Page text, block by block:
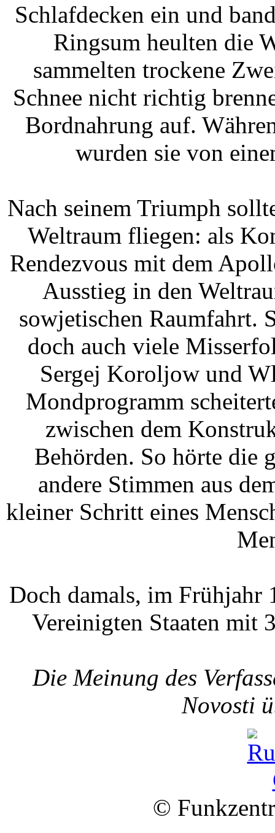
Schlafdecken ein und
Ringsum heulten die
sammelten trockene
Schnee nicht richtig
Bordnahrung auf.
wurden sie von
Nach seinem Triumph
Weltraum fliegen: als
Rendezvous mit dem
Ausstieg in den
sowjetischen Raumfahrt.
doch auch viele
Sergej Koroljow und
Mondprogramm
zwischen dem
Behörden. So hörte die
andere Stimmen aus
kleiner Schritt eines
Doch damals, im Frühjahr
Vereinigten Staaten mit
Die Meinung des
Novosti
©